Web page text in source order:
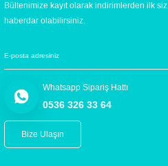
Bültenimize kayıt olarak indirimlerden ilk siz
haberdar olabilirsiniz.
Whatsapp Sipariş Hattı
0536 326 33 64
Bize Ulaşın